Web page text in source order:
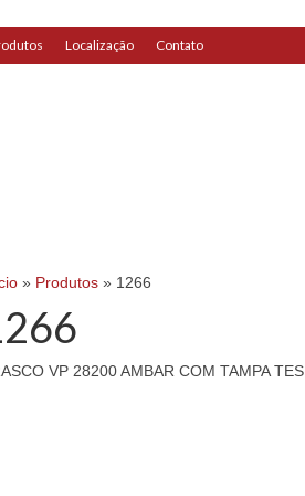
|replica
Localização Contato
» Produtos » 1266
VP 28200 AMBAR COM TAMPA